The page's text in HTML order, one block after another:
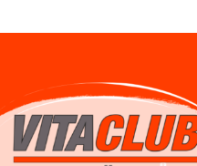
Gern unterbreiten
wir Ihnen ein